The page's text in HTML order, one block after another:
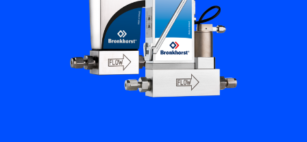
Kontakt aufnehmen